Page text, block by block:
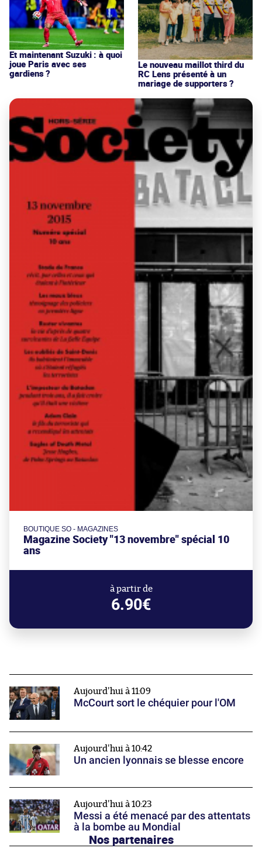
Et maintenant Suzuki : à quoi
joue Paris avec ses
gardiens ?
Le nouveau maillot third du
RC Lens présenté à un
mariage de supporters ?
BOUTIQUE SO - MAGAZINES
Magazine Society "13 novembre" spécial 10
ans
à partir de
6.90€
Aujourd'hui à 11:09
McCourt sort le chéquier pour l'OM
Aujourd'hui à 10:42
Un ancien lyonnais se blesse encore
Aujourd'hui à 10:23
Messi a été menacé par des attentats
à la bombe au Mondial
Nos partenaires